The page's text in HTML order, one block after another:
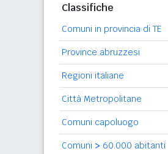
Classifiche
Comuni in provincia di TE
Province abruzzesi
Regioni italiane
Città Metropolitane
Comuni capoluogo
Comuni > 60.000 abitanti